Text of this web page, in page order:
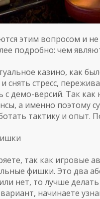
этим вопросом и не
подробно: чем
казино, как
и снять стресс,
сдемо-версий. Так как
, а именно поэтому
тактику и опыт.
, так как игровые
фишки. Это два
или нет, то лучше делать
вариант, начинаете